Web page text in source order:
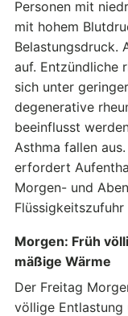
Personen mit
mit hohem
Belastungsdruck.
auf. Entzündliche
sich unter
degenerative
beeinflusst
Asthma fallen
erfordert
Morgen- und
Morgen: Früh
mäßige Wärme
Der Freitag
völlige Entlastung